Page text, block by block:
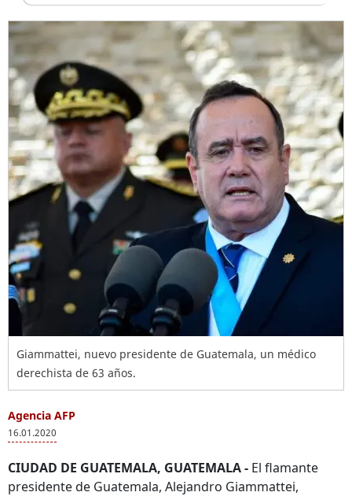
Giammattei, nuevo presidente de Guatemala, un médico
derechista de 63 años.
Agencia AFP
16.01.2020
CIUDAD DE GUATEMALA, GUATEMALA - El flamante
presidente de Guatemala, Alejandro Giammattei,